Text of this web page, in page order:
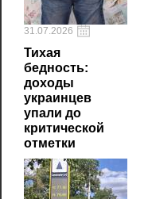
31.07.2026
Тихая
бедность:
доходы
украинцев
упали до
критической
отметки